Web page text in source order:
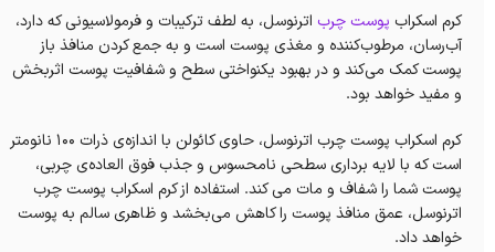
کرم اسکراب پوست چرب اترنوسل، به لطف ترکیبات و فرمولاسیونی که دارد،
آب‌رسان، مرطوب‌کننده و مغذی پوست است و به جمع کردن منافذ باز
پوست کمک می‌کند و در بهبود یکنواختی سطح و شفافیت پوست اثربخش
و مفید خواهد بود.
کرم اسکراب پوست چرب اترنوسل، حاوی کائولن با اندازه‌ی ذرات ۱۰۰ نانومتر
است که با لایه برداری سطحی نامحسوس و جذب فوق العاده‌ی چربی،
پوست شما را شفاف و مات می کند. استفاده از کرم اسکراب پوست چرب
اترنوسل، عمق منافذ پوست را کاهش می‌بخشد و ظاهری سالم به پوست
خواهد داد.